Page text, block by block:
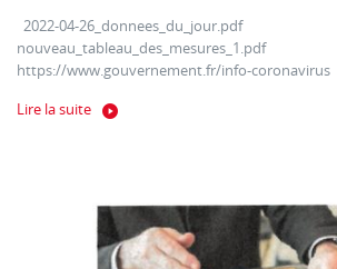
2022-04-26_donnees_du_jour.pdf
nouveau_tableau_des_mesures_1.pdf
https://www.gouvernement.fr/info-coronavirus
Lire la suite